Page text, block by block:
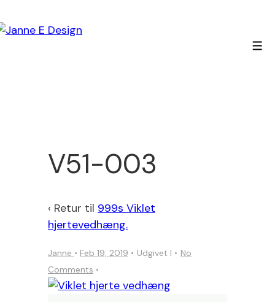
Hop
V51-003
‹ Retur til 999s Viklet
hjertevedhæng.
Janne • Feb 19, 2019 Udgivet I
No
Comments